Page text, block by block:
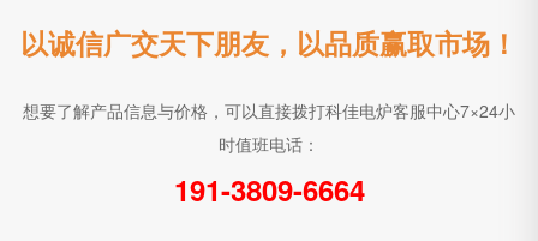
以诚信广交天下朋友，以品质赢取市场！
想要了解产品信息与价格，可以直接拨打科佳电炉客服中心7×24小
时值班电话：
191-3809-6664